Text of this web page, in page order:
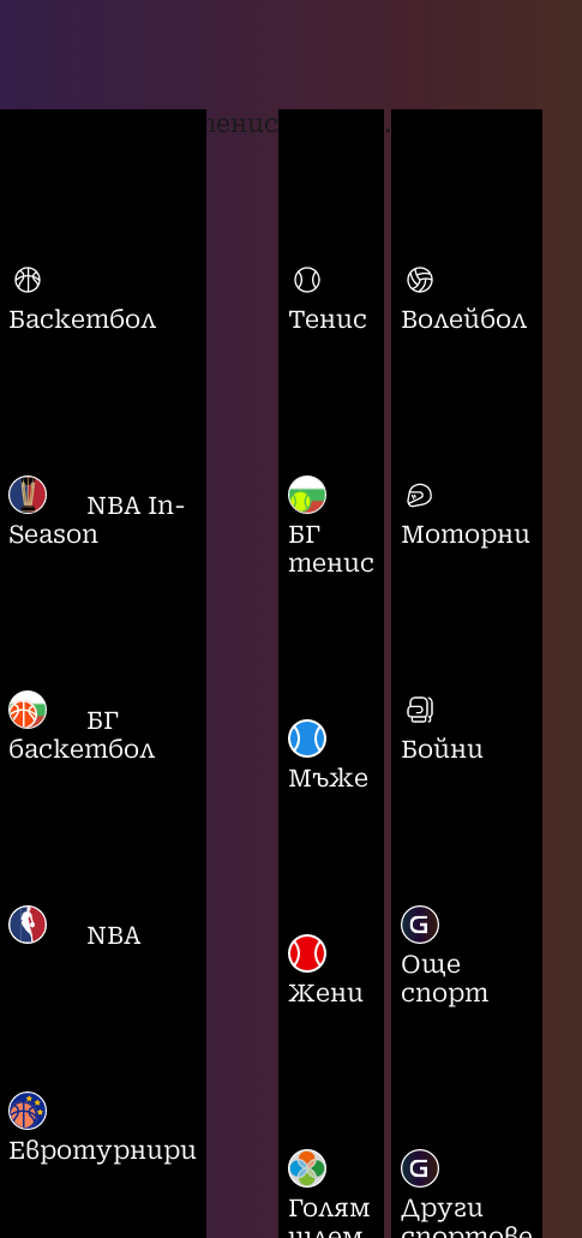
Баскетбол
NBA In-
Season
БГ
баскетбол
NBA
Евротурнири
тенис
Тенис
БГ
тенис
Мъже
Жени
Голям
...
Волейбол
Моторни
Бойни
Още
спорт
Други